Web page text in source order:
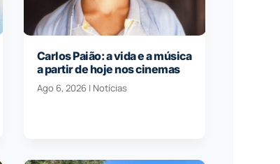
Carlos Paião: a vida e a música
a partir de hoje nos cinemas
Ago 6, 2026| Notícias